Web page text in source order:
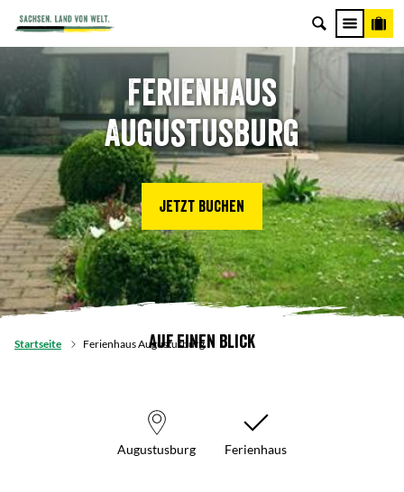
Ferienhaus
Augustusburg
Jetzt buchen
Startseite Ferienhaus Augustusburg
Auf einen Blick
Augustusburg Ferienhaus